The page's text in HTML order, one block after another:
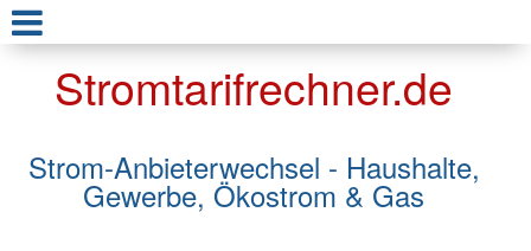
Stromtarifrechner.de
Strom-Anbieterwechsel - Haushalte,
Gewerbe, Ökostrom & Gas